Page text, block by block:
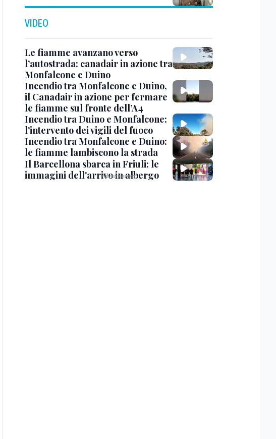
VIDEO
Le fiamme avanzano verso
l’autostrada: canadair in azione tra
Monfalcone e Duino
Incendio tra Monfalcone e Duino,
il Canadair in azione per fermare
le fiamme sul fronte dell’A4
Incendio tra Duino e Monfalcone:
l’intervento dei vigili del fuoco
Incendio tra Monfalcone e Duino:
le fiamme lambiscono la strada
Il Barcellona sbarca in Friuli: le
immagini dell'arrivo in albergo